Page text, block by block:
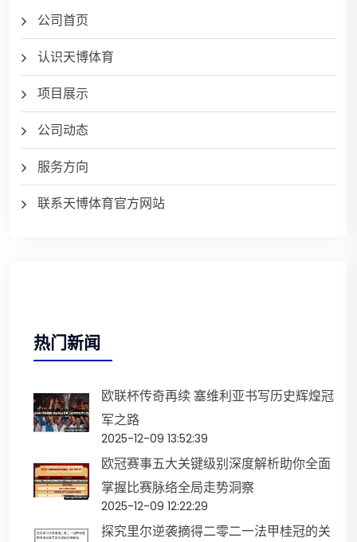
公司首页
认识天博体育
项目展示
公司动态
服务方向
联系天博体育官方网站
热门新闻
欧联杯传奇再续 塞维利亚书写历史辉煌冠
军之路
2025-12-09 13:52:39
欧冠赛事五大关键级别深度解析助你全面
掌握比赛脉络全局走势洞察
2025-12-09 12:22:29
探究里尔逆袭摘得二零二一法甲桂冠的关